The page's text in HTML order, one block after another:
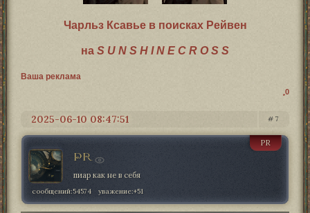
Чарльз Ксавье в поисках Рейвен
на S U N S H I N E C R O S S
Ваша реклама
0
7
2025-06-10 08:47:51
PR
PR
пиар как не в себя
сообщений:54574 уважение:+51